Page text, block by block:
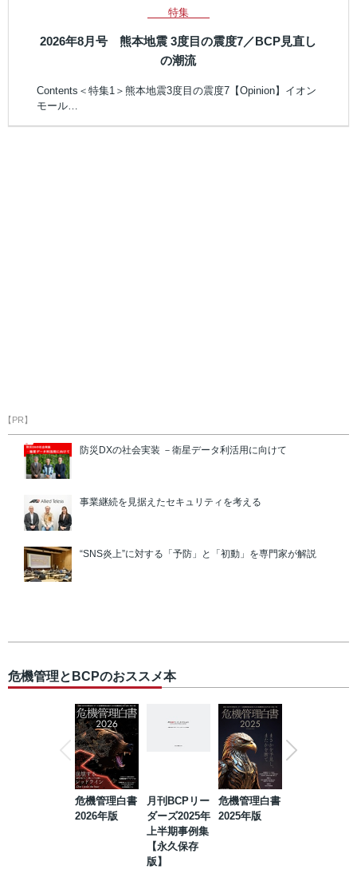
特集
2026年8月号 熊本地震 3度目の震度7／BCP見直し
の潮流
Contents＜特集1＞熊本地震3度目の震度7【Opinion】イオン
モール…
【PR】
防災DXの社会実装 －衛星データ利活用に向けて
事業継続を見据えたセキュリティを考える
“SNS炎上”に対する「予防」と「初動」を専門家が解説
危機管理とBCPのおススメ本
危機管理白書
2026年版
月刊BCPリー
ダーズ2025年
上半期事例集
【永久保存
版】
危機管理白書
2025年版